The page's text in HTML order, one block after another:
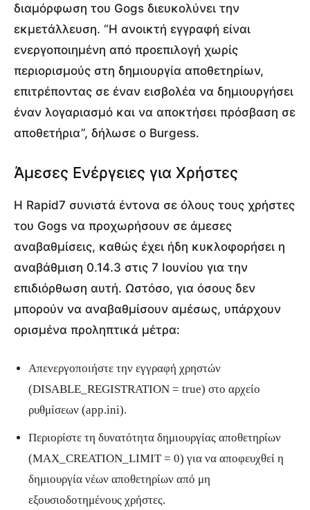
διαμόρφωση του Gogs διευκολύνει την
εκμετάλλευση. “Η ανοικτή εγγραφή είναι
ενεργοποιημένη από προεπιλογή χωρίς
περιορισμούς στη δημιουργία αποθετηρίων,
επιτρέποντας σε έναν εισβολέα να δημιουργήσει
έναν λογαριασμό και να αποκτήσει πρόσβαση σε
αποθετήρια”, δήλωσε ο Burgess.
Άμεσες Ενέργειες για Χρήστες
Η Rapid7 συνιστά έντονα σε όλους τους χρήστες
του Gogs να προχωρήσουν σε άμεσες
αναβαθμίσεις, καθώς έχει ήδη κυκλοφορήσει η
αναβάθμιση 0.14.3 στις 7 Ιουνίου για την
επιδιόρθωση αυτή. Ωστόσο, για όσους δεν
μπορούν να αναβαθμίσουν αμέσως, υπάρχουν
ορισμένα προληπτικά μέτρα:
Απενεργοποιήστε την εγγραφή χρηστών
(DISABLE_REGISTRATION = true) στο αρχείο
ρυθμίσεων (app.ini).
Περιορίστε τη δυνατότητα δημιουργίας αποθετηρίων
(MAX_CREATION_LIMIT = 0) για να αποφευχθεί η
δημιουργία νέων αποθετηρίων από μη
εξουσιοδοτημένους χρήστες.